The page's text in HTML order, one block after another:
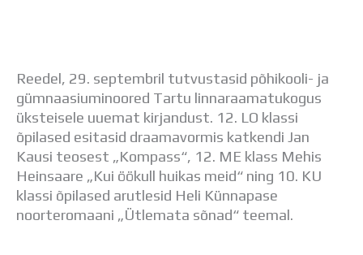
Dokumendid
Uudised
Lapsevanemale
Vilistlastele
Toitlustamine
Virtuaaltuur
Õpilasesindus
Kontaktid
Reedel, 29. septembril tutvustasid põhikooli- ja
gümnaasiuminoored Tartu linnaraamatukogus
üksteisele uuemat kirjandust. 12. LO klassi
õpilased esitasid draamavormis katkendi Jan
Kausi teosest „Kompass“, 12. ME klass Mehis
Heinsaare „Kui öökull huikas meid“ ning 10. KU
klassi õpilased arutlesid Heli Künnapase
noorteromaani „Ütlemata sõnad“ teemal.